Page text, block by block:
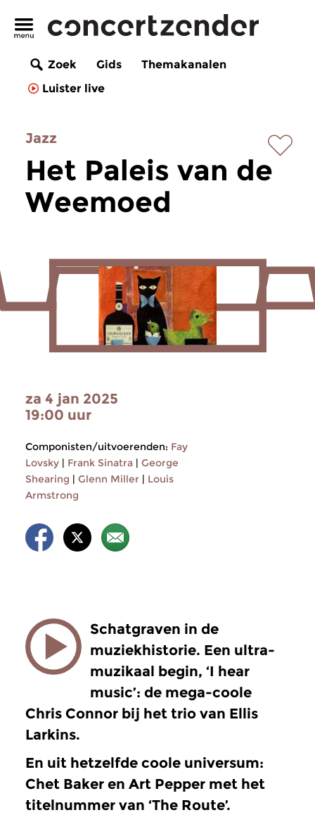
Zoek Gids
Themakanalen
Luister live
Jazz
Het Paleis van de
Weemoed
za 4 jan 2025
19:00 uur
Componisten/uitvoerenden: Fay
Lovsky | Frank Sinatra | George
Shearing | Glenn Miller | Louis
Armstrong
Schatgraven in de
muziekhistorie. Een ultra-
muzikaal begin, ‘I hear
music’: de mega-coole
Chris Connor bij het trio van Ellis
Larkins.
En uit hetzelfde coole universum:
Chet Baker en Art Pepper met het
titelnummer van ‘The Route’.